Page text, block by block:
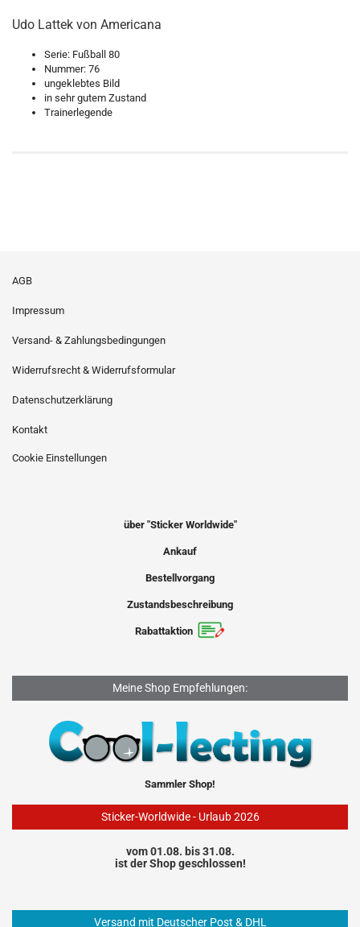
Udo Lattek von Americana
Serie: Fußball 80
Nummer: 76
ungeklebtes Bild
in sehr gutem Zustand
Trainerlegende
AGB
Impressum
Versand- & Zahlungsbedingungen
Widerrufsrecht & Widerrufsformular
Datenschutzerklärung
Kontakt
Cookie Einstellungen
über "Sticker Worldwide"
Ankauf
Bestellvorgang
Zustandsbeschreibung
Rabattaktion
Meine Shop Empfehlungen:
Sammler Shop!
Sticker-Worldwide - Urlaub 2026
vom 01.08. bis 31.08.
ist der Shop geschlossen!
Versand mit Deutscher Post & DHL